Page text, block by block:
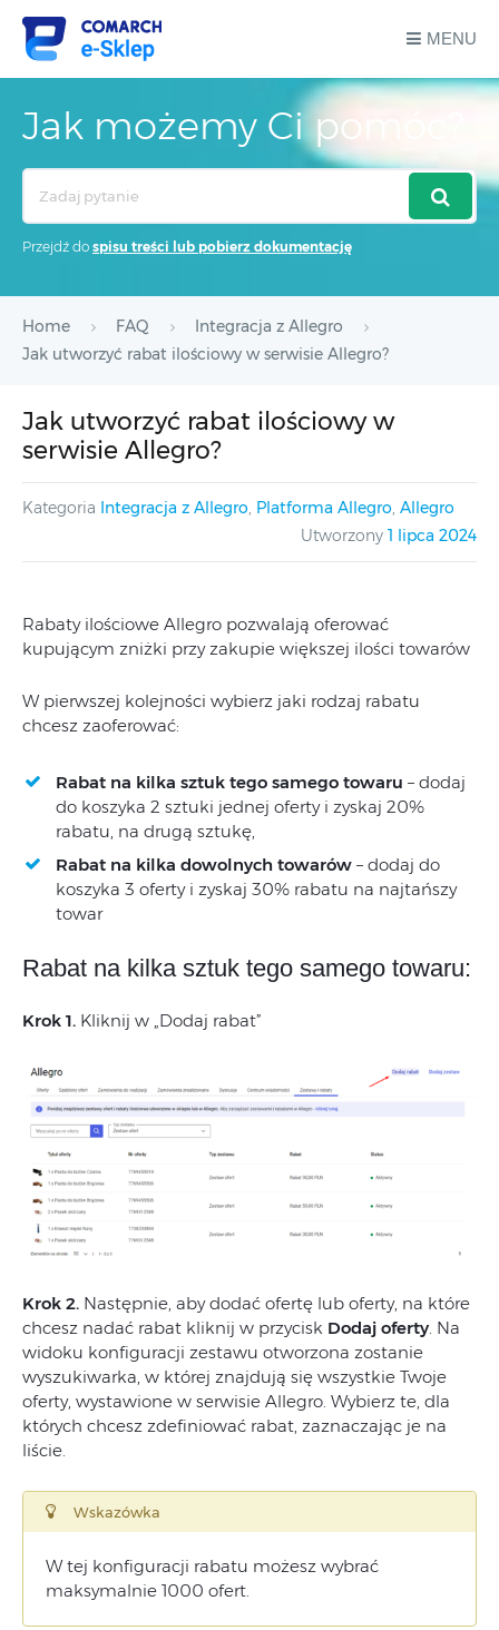
MENU
Jak możemy Ci pomóc?
Przejdź do spisu treści lub pobierz dokumentację
Home FAQ
Integracja z Allegro
Jak utworzyć rabat ilościowy w serwisie Allegro?
Jak utworzyć rabat ilościowy w
serwisie Allegro?
Kategoria Integracja z Allegro, Platforma Allegro, Allegro
Utworzony 1 lipca 2024
Rabaty ilościowe Allegro pozwalają oferować
kupującym zniżki przy zakupie większej ilości towarów
W pierwszej kolejności wybierz jaki rodzaj rabatu
chcesz zaoferować:
Rabat na kilka sztuk tego samego towaru – dodaj
do koszyka 2 sztuki jednej oferty i zyskaj 20%
rabatu, na drugą sztukę,
Rabat na kilka dowolnych towarów – dodaj do
koszyka 3 oferty i zyskaj 30% rabatu na najtańszy
towar
Rabat na kilka sztuk tego samego towaru:
Krok 1. Kliknij w „Dodaj rabat”
Krok 2. Następnie, aby dodać ofertę lub oferty, na które
chcesz nadać rabat kliknij w przycisk Dodaj oferty . Na
widoku konfiguracji zestawu otworzona zostanie
wyszukiwarka, w której znajdują się wszystkie Twoje
oferty, wystawione w serwisie Allegro. Wybierz te, dla
których chcesz zdefiniować rabat, zaznaczając je na
liście.
Wskazówka
W tej konfiguracji rabatu możesz wybrać
maksymalnie 1000 ofert.